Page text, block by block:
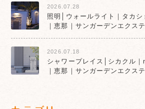
2026.07.28
照明│ウォールライト｜タカ
｜恵那｜サンガーデンエクス
2026.07.18
シャワープレイス│シカクル
｜恵那｜サンガーデンエクス